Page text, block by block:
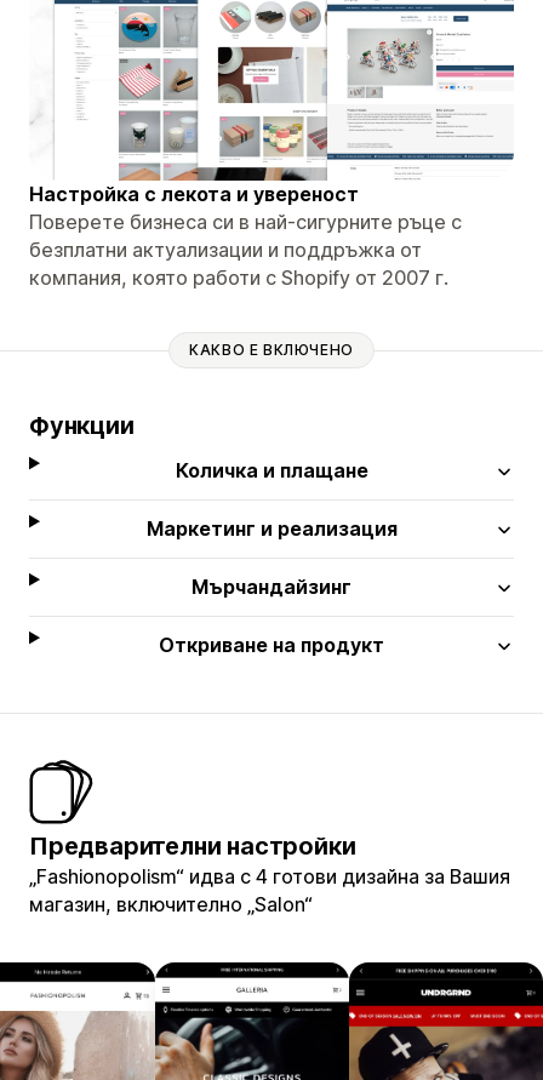
Настройка с лекота и увереност
Поверете бизнеса си в най-сигурните ръце с
безплатни актуализации и поддръжка от
компания, която работи с Shopify от 2007 г.
КАКВО Е ВКЛЮЧЕНО
Функции
Количка и плащане
Маркетинг и реализация
Мърчандайзинг
Откриване на продукт
Предварителни настройки
„Fashionopolism“ идва с 4 готови дизайна за Вашия
магазин, включително „Salon“